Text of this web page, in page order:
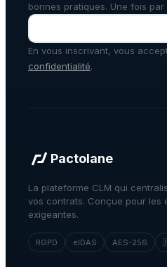
bonnes pratiques. Une fois par
En vous inscrivant, vous
confidentialité.
Pactolane
La plateforme CLM qui
vos contrats. Conçue pour les
exigeantes.
RGPD eIDAS AES-256